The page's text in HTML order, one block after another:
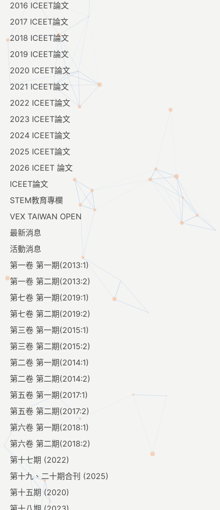
2016 ICEET論文
2017 ICEET論文
2018 ICEET論文
2019 ICEET論文
2020 ICEET論文
2021 ICEET論文
2022 ICEET論文
2023 ICEET論文
2024 ICEET論文
2025 ICEET論文
2026 ICEET 論文
ICEET論文
STEM教育專欄
VEX TAIWAN OPEN
最新消息
活動消息
第一卷 第一期(2013:1)
第一卷 第二期(2013:2)
第七卷 第一期(2019:1)
第七卷 第二期(2019:2)
第三卷 第一期(2015:1)
第三卷 第二期(2015:2)
第二卷 第一期(2014:1)
第二卷 第二期(2014:2)
第五卷 第一期(2017:1)
第五卷 第二期(2017:2)
第六卷 第一期(2018:1)
第六卷 第二期(2018:2)
第十七期 (2022)
第十九、二十期合刊 (2025)
第十五期 (2020)